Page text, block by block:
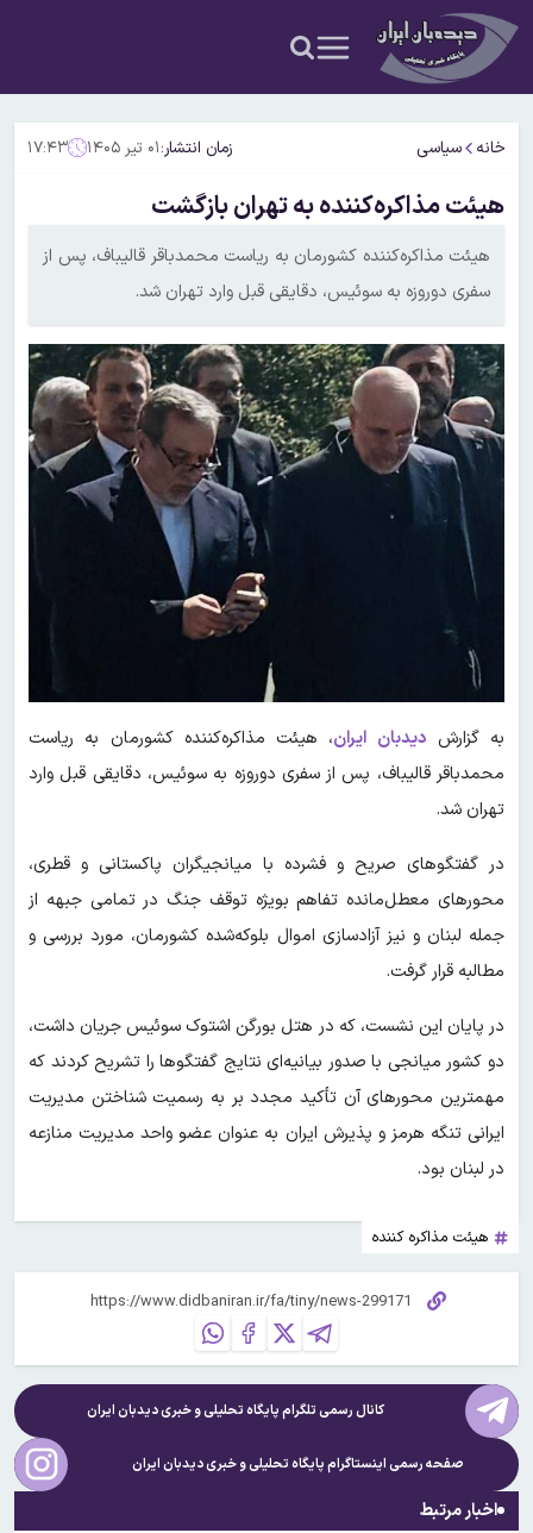
خانه سیاسی زمان انتشار:۰۱ تیر ۱۴۰۵ ۱۷:۴۳
هیئت مذاکره‌کننده به تهران بازگشت
هیئت مذاکره‌کننده کشورمان به ریاست محمدباقر قالیباف، پس از
سفری دوروزه به سوئیس، دقایقی قبل وارد تهران شد.
به گزارش دیدبان ایران، هیئت مذاکره‌کننده کشورمان به ریاست
محمدباقر قالیباف، پس از سفری دوروزه به سوئیس، دقایقی قبل وارد
تهران شد.
در گفتگوهای صریح و فشرده با میانجیگران پاکستانی و قطری،
محورهای معطل‌مانده تفاهم بویژه توقف جنگ در تمامی جبهه از
جمله لبنان و نیز آزادسازی اموال بلوکه‌شده کشورمان، مورد بررسی و
مطالبه قرار گرفت.
در پایان این نشست، که در هتل بورگن اشتوک سوئیس جریان داشت،
دو کشور میانجی با صدور بیانیه‌ای نتایج گفتگوها را تشریح کردند که
مهمترین محورهای آن تأکید مجدد بر به رسمیت شناختن مدیریت
ایرانی تنگه هرمز و پذیرش ایران به عنوان عضو واحد مدیریت منازعه
در لبنان بود.
هیئت مذاکره کننده
کانال رسمی تلگرام پایگاه تحلیلی و خبریدیدبان ایران
صفحه رسمی اینستاگرام پایگاه تحلیلی و خبریدیدبان ایران
اخبار مرتبط